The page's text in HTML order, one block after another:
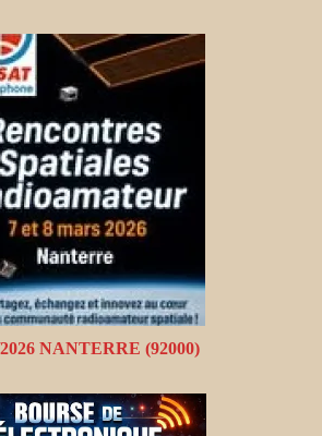
NANTERRE (92000)